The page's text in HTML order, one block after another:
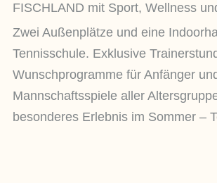
FISCHLAND mit Sport, Wellness
Zwei Außenplätze und eine
Tennisschule. Exklusive
Wunschprogramme für Anfänger
Mannschaftsspiele aller
besonderes Erlebnis im Sommer –